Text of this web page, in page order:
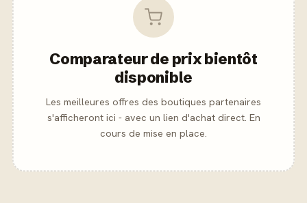
Comparateur de prix bientôt
disponible
Les meilleures offres des boutiques partenaires
s'afficheront ici - avec un lien d'achat direct. En
cours de mise en place.